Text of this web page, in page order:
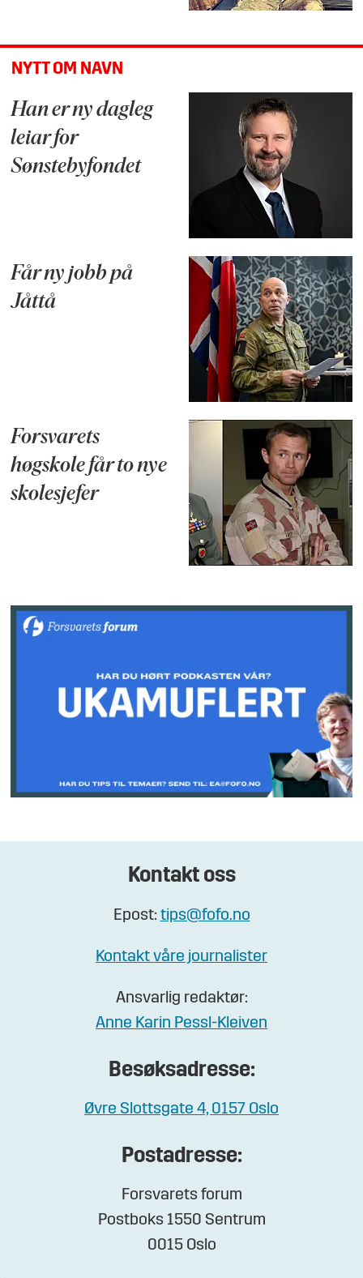
NYTT OM NAVN
Han er ny dagleg
leiar for
Sønstebyfondet
Får ny jobb på
Jåttå
Forsvarets
høgskole får to nye
skolesjefer
Kontakt oss
Epost: tips@fofo.no
Kontakt våre journalister
Ansvarlig redaktør:
Anne Karin Pessl-Kleiven
Besøksadresse:
Øvre Slottsgate 4, 0157 Oslo
Postadresse:
Forsvarets forum
Postboks 1550 Sentrum
0015 Oslo